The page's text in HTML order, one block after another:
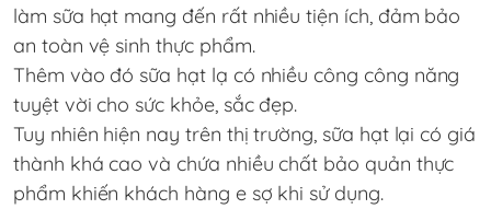
làm sữa hạt mang đến rất nhiều tiện ích, đảm bảo
an toàn vệ sinh thực phẩm.
Thêm vào đó sữa hạt lạ có nhiều công công năng
tuyệt vời cho sức khỏe, sắc đẹp.
Tuy nhiên hiện nay trên thị trường, sữa hạt lại có giá
thành khá cao và chứa nhiều chất bảo quản thực
phẩm khiến khách hàng e sợ khi sử dụng.